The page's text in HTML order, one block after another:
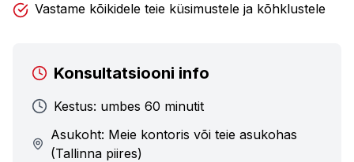
Vastame kõikidele teie küsimustele ja kõhklustele
Konsultatsiooni info
Kestus: umbes 60 minutit
Asukoht: Meie kontoris või teie asukohas
(Tallinna piires)